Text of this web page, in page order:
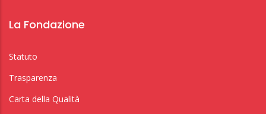
La Fondazione
Statuto
Trasparenza
Carta della Qualità